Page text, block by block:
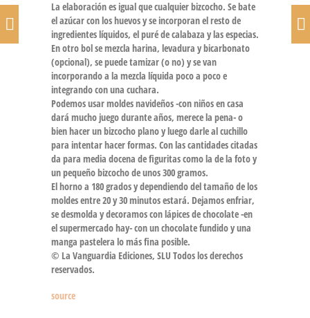
La elaboración es igual que cualquier bizcocho. Se bate
el azúcar con los huevos y se incorporan el resto de
ingredientes líquidos, el puré de calabaza y las especias.
En otro bol se mezcla harina, levadura y bicarbonato
(opcional), se puede tamizar (o no) y se van
incorporando a la mezcla líquida poco a poco e
integrando con una cuchara.
Podemos usar moldes navideños -con niños en casa
dará mucho juego durante años, merece la pena- o
bien hacer un bizcocho plano y luego darle al cuchillo
para intentar hacer formas. Con las cantidades citadas
da para media docena de figuritas como la de la foto y
un pequeño bizcocho de unos 300 gramos.
El horno a 180 grados y dependiendo del tamaño de los
moldes entre 20 y 30 minutos estará. Dejamos enfriar,
se desmolda y decoramos con lápices de chocolate -en
el supermercado hay- con un chocolate fundido y una
manga pastelera lo más fina posible.
© La Vanguardia Ediciones, SLU Todos los derechos
reservados.
source